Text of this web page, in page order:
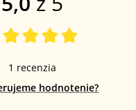
1 recenzia
hodnotenie?